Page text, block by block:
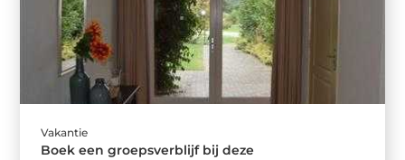
Vakantie
Boek een groepsverblijf bij deze